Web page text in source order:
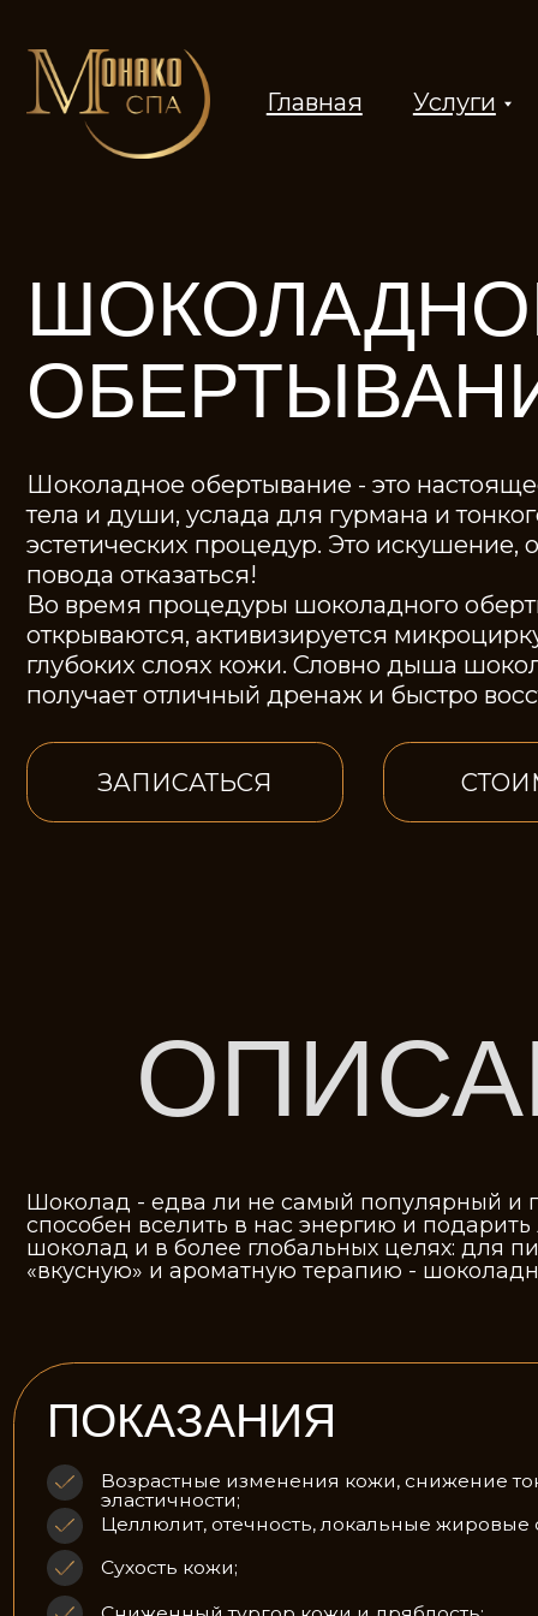
Главная Услуги
ШОКОЛАДНОЕ
эстетических процедур. Это искушение, от
повода отказаться!
Во время процедуры шоколадного
открываются, активизируется
глубоких слоях кожи. Словно дыша
получает отличный дренаж и быстро
ЗАПИСАТЬСЯ
Шоколад - едва ли не самый популярный и
способен вселить в нас энергию и подарить
шоколад и в более глобальных целях: для
Сниженный тургор кожи и дряблость;
Наличие растяжек, стрий.
Целлюлит, отечность, локальные жировые
Сухость кожи;
ПОКАЗАНИЯ